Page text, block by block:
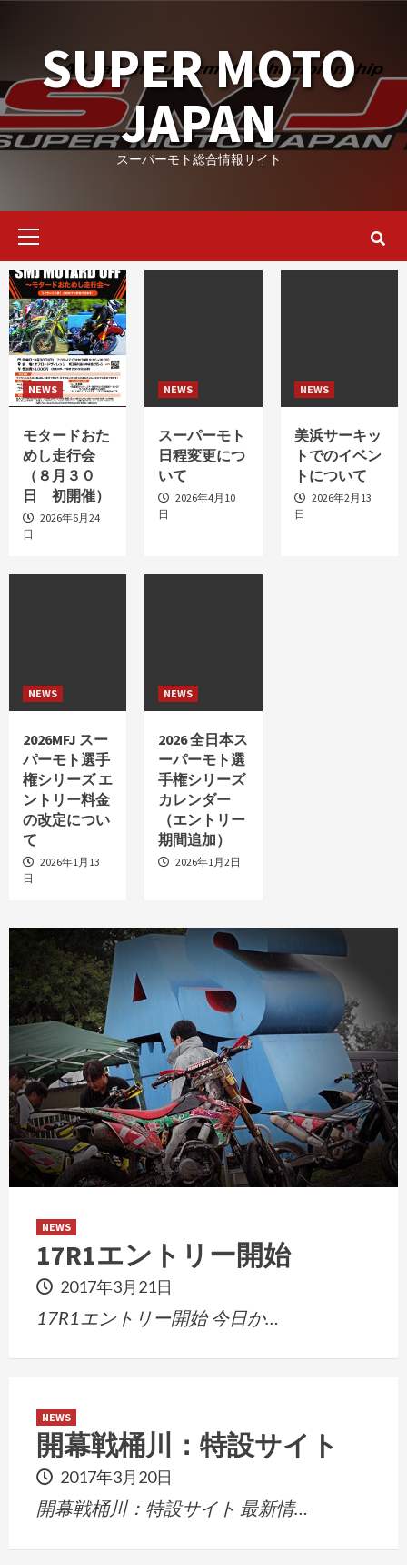
contentSUPER MOTO
JAPAN
スーパーモト総合情報サイト
Primary
NEWS
モタードおた
めし走行会
（８月３０
日 初開催）
2026年6月24
日
NEWS
スーパーモト
日程変更につ
いて
2026年4月10
日
NEWS
美浜サーキッ
トでのイベン
トについて
2026年2月13
日
NEWS
2026MFJ スー
パーモト選手
権シリーズ エ
ントリー料金
の改定につい
て
2026年1月13
日
NEWS
2026 全日本ス
ーパーモト選
手権シリーズ
カレンダー
（エントリー
期間追加）
2026年1月2日
NEWS
17R1エントリー開始
2017年3月21日
17R1エントリー開始 今日か…
NEWS
開幕戦桶川：特設サイト
2017年3月20日
開幕戦桶川：特設サイト 最新情…